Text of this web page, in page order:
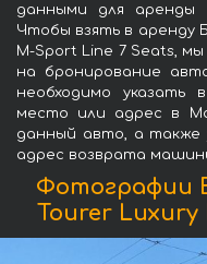
данными для аренды
Чтобы взять в аренду
M-Sport Line 7 Seats,
на бронирование
необходимо
место или адрес в
данный авто, а также
адрес возврата
Фотографии
Tourer Luxury